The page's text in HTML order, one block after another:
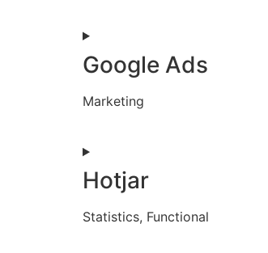
Google Ads
Marketing
Hotjar
Statistics, Functional